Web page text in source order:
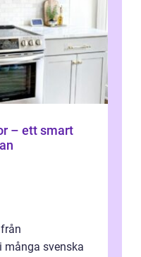
– ett smart
svenska